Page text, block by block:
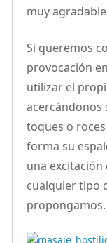
muy
Si queremos
provocación
utilizar el
acercándonos
toques o
forma su
una
cualquier tipo
propongamos.